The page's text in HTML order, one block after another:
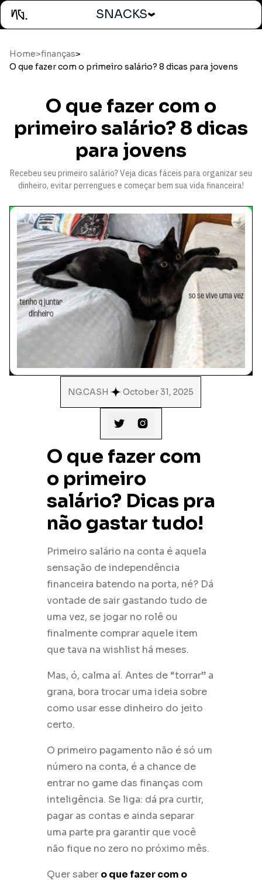
SNACKS
Home>finanças>
O que fazer com o primeiro salário? 8 dicas para jovens
O que fazer com o
primeiro salário? 8 dicas
para jovens
Recebeu seu primeiro salário? Veja dicas fáceis para organizar seu
dinheiro, evitar perrengues e começar bem sua vida financeira!
NG.CASH October 31, 2025
 
O que fazer com
o primeiro
salário? Dicas pra
não gastar tudo!
Primeiro salário na conta é aquela
sensação de independência
financeira batendo na porta, né? Dá
vontade de sair gastando tudo de
uma vez, se jogar no rolê ou
finalmente comprar aquele item
que tava na wishlist há meses.
Mas, ó, calma aí. Antes de “torrar” a
grana, bora trocar uma ideia sobre
como usar esse dinheiro do jeito
certo.
O primeiro pagamento não é só um
número na conta, é a chance de
entrar no game das finanças com
inteligência. Se liga: dá pra curtir,
pagar as contas e ainda separar
uma parte pra garantir que você
não fique no zero no próximo mês.
Quer saber o que fazer com o